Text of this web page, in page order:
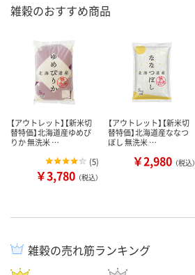
雑穀のおすすめ商品
【アウトレット】【新米切
替特価】北海道産ゆめぴ
りか 無洗米 …
(5)
￥3,780 （税込）
【アウトレット】【新米切
替特価】北海道産ななつ
ぼし 無洗米 …
￥2,980 （税込）
雑穀の売れ筋ランキング